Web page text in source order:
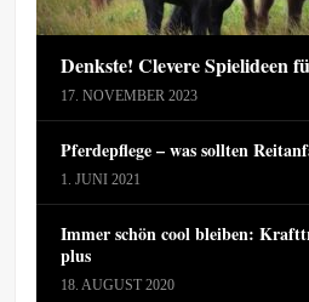
Denkste! Clevere Spielideen
17. NOVEMBER 2023
Pferdepflege – was sollten
1. JUNI 2021
Immer schön cool bleiben:
plus
18. AUGUST 2020